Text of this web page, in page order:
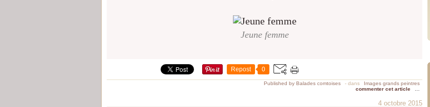
t
e
Jeune femme
Repost 0
Published by Balades comtoises - dans
Images grands peintres
commenter cet article
4 octobre 2015